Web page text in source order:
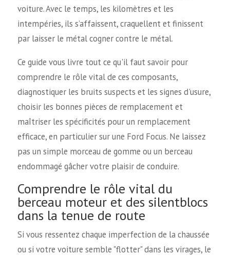
voiture. Avec le temps, les kilomètres et les
intempéries, ils s’affaissent, craquellent et finissent
par laisser le métal cogner contre le métal.
Ce guide vous livre tout ce qu'il faut savoir pour
comprendre le rôle vital de ces composants,
diagnostiquer les bruits suspects et les signes d'usure,
choisir les bonnes pièces de remplacement et
maîtriser les spécificités pour un remplacement
efficace, en particulier sur une Ford Focus. Ne laissez
pas un simple morceau de gomme ou un berceau
endommagé gâcher votre plaisir de conduire.
Comprendre le rôle vital du
berceau moteur et des silentblocs
dans la tenue de route
Si vous ressentez chaque imperfection de la chaussée
ou si votre voiture semble "flotter" dans les virages, le